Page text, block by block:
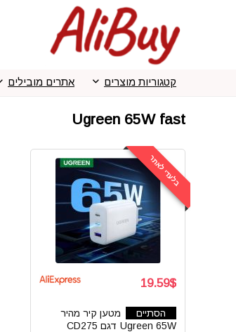
קטגוריות מוצרים אתרים מובילים
Ugreen 65W fast
בלעדי לאתר
19.59$
הסתיים
מטען קיר מהיר
Ugreen 65W דגם CD275